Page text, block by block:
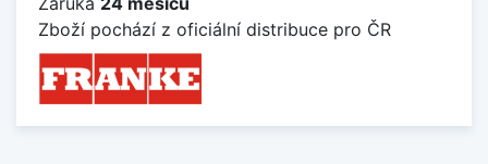
Zboží pochází z oficiální distribuce pro ČR